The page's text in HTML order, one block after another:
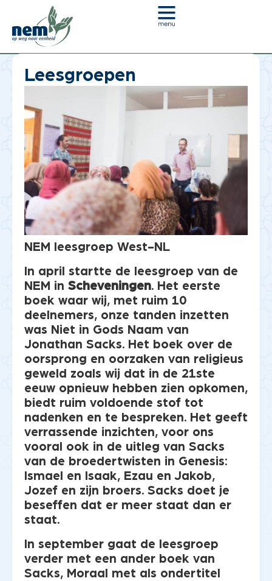
Je bent hier:
Leesgroepen
NEM leesgroep West-NL
In april startte de leesgroep van de
NEM in Scheveningen. Het eerste
boek waar wij, met ruim 10
deelnemers, onze tanden inzetten
was Niet in Gods Naam van
Jonathan Sacks. Het boek over de
oorsprong en oorzaken van religieus
geweld zoals wij dat in de 21ste
eeuw opnieuw hebben zien opkomen,
biedt ruim voldoende stof tot
nadenken en te bespreken. Het geeft
verrassende inzichten, voor ons
vooral ook in de uitleg van Sacks
van de broedertwisten in Genesis:
Ismael en Isaak, Ezau en Jakob,
Jozef en zijn broers. Sacks doet je
beseffen dat er meer staat dan er
staat.
In september gaat de leesgroep
verder met een ander boek van
Sacks, Moraal met als ondertitel